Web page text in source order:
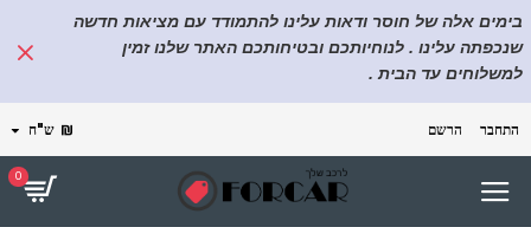
בימים אלה של חוסר ודאות עלינו להתמודד עם מציאות חדשה
שנכפתה עלינו . לנוחיותכם ובטיחותכם האתר שלנו זמין
למשלוחים עד הבית .
התחבר הרשם ₪ ש"ח
0